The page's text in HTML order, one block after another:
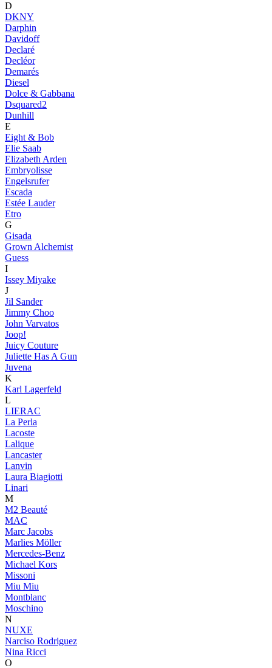
D
DKNY
Darphin
Davidoff
Declaré
Decléor
Demarés
Diesel
Dolce & Gabbana
Dsquared2
Dunhill
E
Eight & Bob
Elie Saab
Elizabeth Arden
Embryolisse
Engelsrufer
Escada
Estée Lauder
Etro
G
Gisada
Grown Alchemist
Guess
I
Issey Miyake
J
Jil Sander
Jimmy Choo
John Varvatos
Joop!
Juicy Couture
Juliette Has A Gun
Juvena
K
Karl Lagerfeld
L
LIERAC
La Perla
Lacoste
Lalique
Lancaster
Lanvin
Laura Biagiotti
Linari
M
M2 Beauté
MAC
Marc Jacobs
Marlies Möller
Mercedes-Benz
Michael Kors
Missoni
Miu Miu
Montblanc
Moschino
N
NUXE
Narciso Rodriguez
Nina Ricci
O